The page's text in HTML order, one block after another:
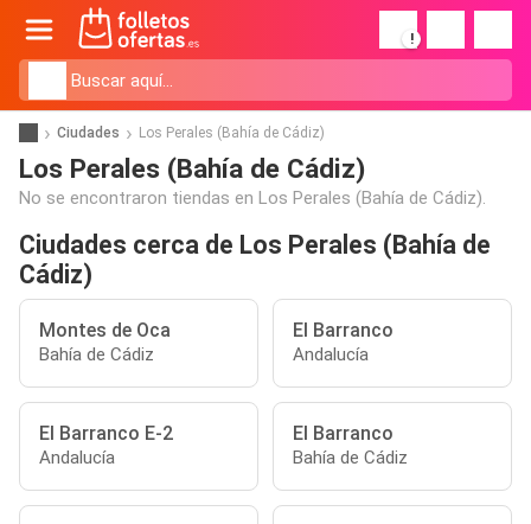
!
Ciudades Los Perales (Bahía de Cádiz)
Los Perales (Bahía de Cádiz)
No se encontraron tiendas en Los Perales (Bahía de Cádiz).
Ciudades cerca de Los Perales (Bahía de
Cádiz)
Montes de Oca
Bahía de Cádiz
El Barranco
Andalucía
El Barranco E-2
Andalucía
El Barranco
Bahía de Cádiz